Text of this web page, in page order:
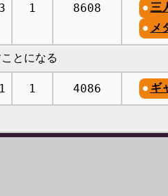
1 8608
三
メ
とになる
1 4086 ギ